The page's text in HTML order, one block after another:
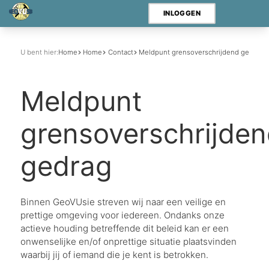
INLOGGEN
U bent hier:Home Home Contact Meldpunt grensoverschrijdend gedrag
Meldpunt
gedrag
Binnen GeoVUsie streven wij naar een veilige en
prettige omgeving voor iedereen. Ondanks onze
actieve houding betreffende dit beleid kan er een
onwenselijke en/of onprettige situatie plaatsvinden
waarbij jij of iemand die je kent is betrokken.